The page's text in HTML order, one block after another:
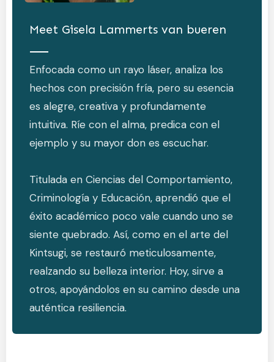
Meet Gisela Lammerts van bueren
Enfocada como un rayo láser, analiza los
hechos con precisión fría, pero su esencia
es alegre, creativa y profundamente
intuitiva. Ríe con el alma, predica con el
ejemplo y su mayor don es escuchar.
Titulada en Ciencias del Comportamiento,
Criminología y Educación, aprendió que el
éxito académico poco vale cuando uno se
siente quebrado. Así, como en el arte del
Kintsugi, se restauró meticulosamente,
realzando su belleza interior. Hoy, sirve a
otros, apoyándolos en su camino desde una
auténtica resiliencia.